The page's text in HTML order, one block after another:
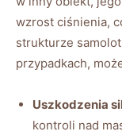
wzrost ciśnienia,
strukturze
przypadkach,
Uszkodzenia
kontroli nad